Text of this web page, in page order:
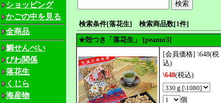
ショッピング
かごの中を見る
全商品
鯛せんべい
びわ関係
落花生
くじら
海産物
検索条件[落花生] 検索商品数[1件]
★殻つき「落花生」 [peanut3]
[会員価格] \648(税
込)
\648(税込)
個